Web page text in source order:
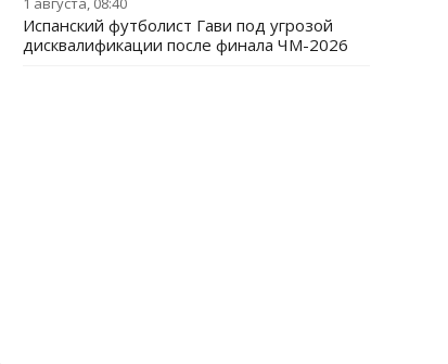
Испанский футболист Гави под угрозой
дисквалификации после финала ЧМ-2026